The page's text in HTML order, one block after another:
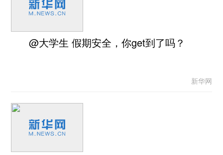
@大学生 假期安全，你get到了吗？
新华网